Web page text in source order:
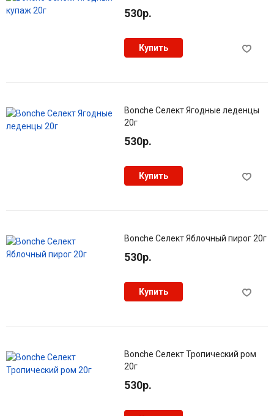
530р.
Купить
Bonche Селект Ягодные леденцы
20г
530р.
Купить
Bonche Селект Яблочный пирог 20г
530р.
Купить
Bonche Селект Тропический ром
20г
530р.